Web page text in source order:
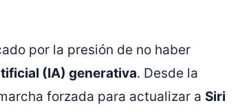
por la presión de no haber
(IA) generativa. Desde la
forzada para actualizar a Siri